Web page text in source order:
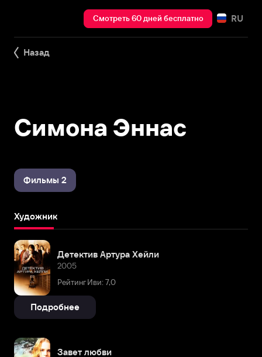
Смотреть 60 дней бесплатно RU
Назад
Симона Эннас
Фильмы 2
Художник
Детектив Артура Хейли
2005
Рейтинг Иви: 7,0
Подробнее
Завет любви